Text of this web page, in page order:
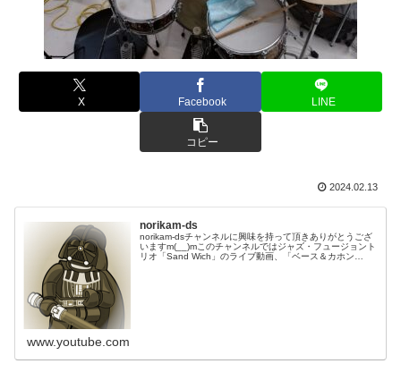
X Facebook LINE
コピー
2024.02.13
norikam-ds
norikam-dsチャンネルに興味を持って頂きありがとうござ
いますm(__)mこのチャンネルではジャズ・フュージョント
リオ「Sand Wich」のライブ動画、「ベース＆カホン
www.youtube.com